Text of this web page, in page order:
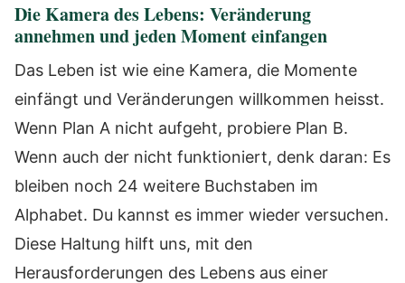
Die Kamera des Lebens: Veränderung
annehmen und jeden Moment einfangen
Das Leben ist wie eine Kamera, die Momente
einfängt und Veränderungen willkommen heisst.
Wenn Plan A nicht aufgeht, probiere Plan B.
Wenn auch der nicht funktioniert, denk daran: Es
bleiben noch 24 weitere Buchstaben im
Alphabet. Du kannst es immer wieder versuchen.
Diese Haltung hilft uns, mit den
Herausforderungen des Lebens aus einer